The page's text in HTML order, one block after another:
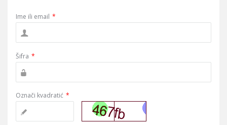
Ime ili email *
Šifra *
Označi kvadratić *